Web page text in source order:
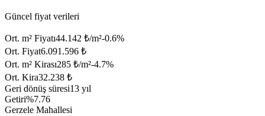
Güncel fiyat verileri
Ort. m² Fiyatı44.142 ₺/m²-0.6%
Ort. Fiyat6.091.596 ₺
Ort. m² Kirası285 ₺/m²-4.7%
Ort. Kira32.238 ₺
Geri dönüş süresi13 yıl
Getiri%7.76
Gerzele Mahallesi